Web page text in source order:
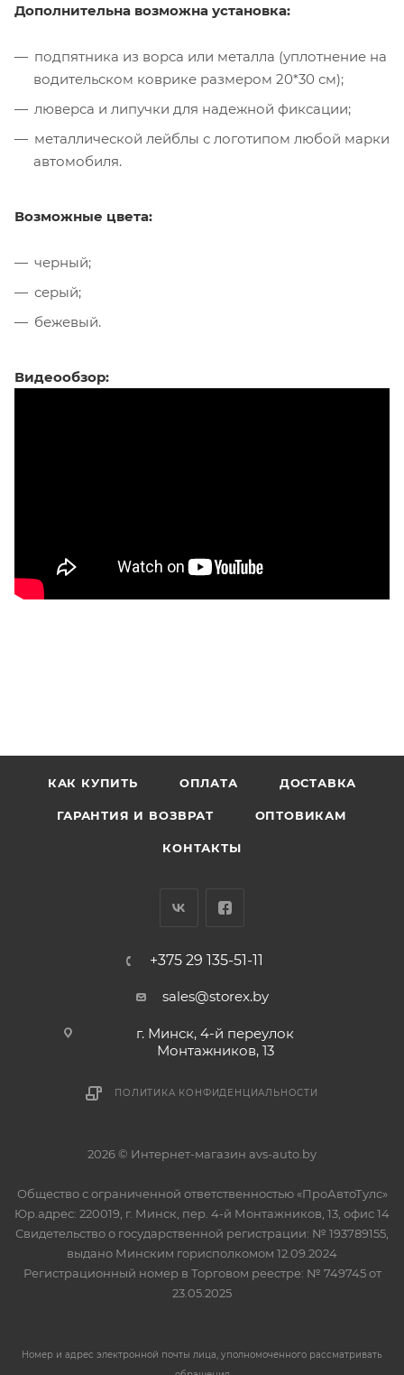
Дополнительна возможна установка:
подпятника из ворса или металла (уплотнение на
водительском коврике размером 20*30 см);
люверса и липучки для надежной фиксации;
металлической лейблы с логотипом любой марки
автомобиля.
Возможные цвета:
черный;
серый;
бежевый.
Видеообзор:
КАК КУПИТЬ ОПЛАТА ДОСТАВКА
ГАРАНТИЯ И ВОЗВРАТ ОПТОВИКАМ
КОНТАКТЫ
+375 29 135-51-11
sales@storex.by
г. Минск, 4-й переулок
Монтажников, 13
ПОЛИТИКА КОНФИДЕНЦИАЛЬНОСТИ
2026 © Интернет-магазин avs-auto.by
Общество с ограниченной ответственностью «ПроАвтоТулс»
Юр.адрес: 220019, г. Минск, пер. 4-й Монтажников, 13, офис 14
Свидетельство о государственной регистрации: № 193789155,
выдано Минским горисполкомом 12.09.2024
Регистрационный номер в Торговом реестре: № 749745 от
23.05.2025
Номер и адрес электронной почты лица, уполномоченного рассматривать